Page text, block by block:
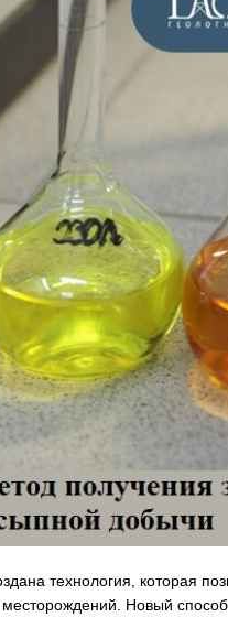
технология, которая
Новый способ